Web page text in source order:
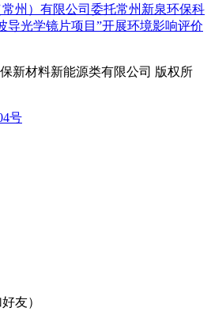
州）有限公司委托常州新泉环保科
导光学镜片项目”开展环境影响评价
新材料新能源类有限公司 版权所
号
友）